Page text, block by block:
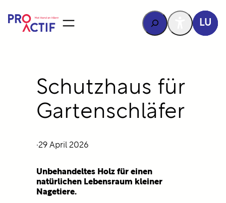
Rechercher
LU
Schutzhaus für
Gartenschläfer
·29 April 2026
Unbehandeltes Holz für einen
natürlichen Lebensraum kleiner
Nagetiere.